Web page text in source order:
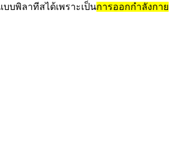
บพิลาทีสได้เพราะเป็นการออกกำลังกาย